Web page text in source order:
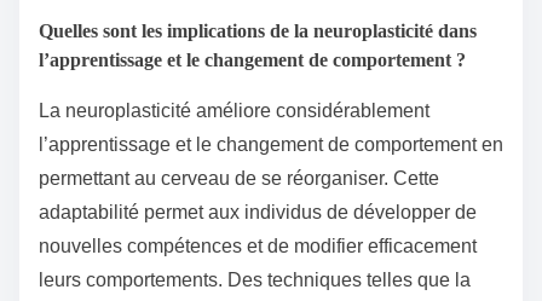
Quelles sont les implications de la neuroplasticité dans
l’apprentissage et le changement de comportement ?
La neuroplasticité améliore considérablement
l’apprentissage et le changement de comportement en
permettant au cerveau de se réorganiser. Cette
adaptabilité permet aux individus de développer de
nouvelles compétences et de modifier efficacement
leurs comportements. Des techniques telles que la